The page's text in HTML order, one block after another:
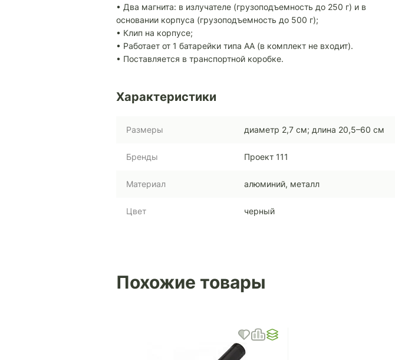
• Два магнита: в излучателе (грузоподъемность до 250 г) и в
основании корпуса (грузоподъемность до 500 г);
• Клип на корпусе;
• Работает от 1 батарейки типа АА (в комплект не входит).
• Поставляется в транспортной коробке.
Характеристики
Размеры диаметр 2,7 см; длина 20,5–60 см
Бренды Проект 111
Материал алюминий, металл
Цвет черный
Похожие товары